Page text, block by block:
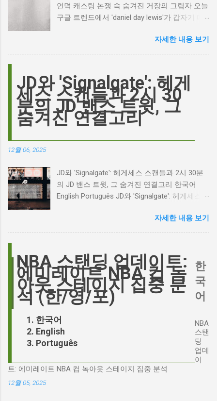
언덕 캐스팅 논쟁 속 숨겨진 거장의 그림자 오늘
구글 트렌드에서 'daniel day lewis'가 갑자기 떠
이름이 왜 다시 사람들의 입에 오르내리는 걸까
요? 표면적으로는 마고 로비가 제작하고 주연을
이 그 시작입니다. 하지만 그 이면에는 '연기'라
는 예술에 대한 깊은 갈망과, 완벽주의를 향한
끊임없는 열망이 숨겨져 있습니다. Photo by
Plufow Le Studio on Unsplash 폭풍의 언덕, 그
리고 캐스팅 논쟁의 불씨 최근 몇 주 동안 영화
하는 동시에 우려를 표했습니다. 일부에서는 엘
로디의 이미지가 원작 속 히스클리프와는 다소
거리가 있다는 의견을 제시하며 캐스팅에 대한
한 비판에 대해 "기다려 보세요. 믿으세요. 분명
의 이미지가 원작과 부합하는지 여부를 넘어, 우
리가 '히스클리프'라는 인물에게 기대하는 바가
무엇인지, 그리고 배우가 그 기대를 어떻게 충족
시킬 수 있는지에 대한 근본적인 질문을 던집니
다. 다니엘 데이 루이스, '진정성'의 대명사 이 지
점에서 다니엘 데이 루이스의 이름이 등장하는
것은 결코 우연이 아닙니다. 그는 '메소드 연
기'의 극한을 보여주는 배우로서, 맡는 역할마다
완벽하게 몰입하여 실제 인물과 구분이 어려울
정도의 연기를 선보였습니다. <나의 왼발>에서
자세한 내용 보기
JD와 'Signalgate': 헤게
세스 스캔들과 2시 30
분의 JD 밴스 트윗, 그
숨겨진 연결고리
12월 06, 2025
JD와 'Signalgate': 헤게세스 스캔들과 2시 30분
의 JD 밴스 트윗, 그 숨겨진 연결고리 한국어
English Português JD와 'Signalgate': 헤게세스
연결고리 오늘의 구글 트렌드 인기 검색어 'jd'는
단순히 두 글자의 약자가 아닙니다. 최근 미국
'Signalgate' 스캔들과 깊숙이 연결되어 있습니
다. 폭스뉴스 진행자 피트 헤게세스(Pete
Hegseth)를 중심으로 벌어진 이 스캔들은 예상
치 못한 인물, JD 밴스(JD Vance)의 이름까지 소
환하며 파장을 일으키고 있습니다. 왜 'jd'가 갑자
들이 어떻게 얽혀있는 것일까요? 최대100%세일
오늘의 특가 'Signalgate' 스캔들: 피트 헤게세스
의 그림자 먼저 'Signalgate' 스캔들의 핵심 인물
인 피트 헤게세스부터 살펴봐야 합니다. 최근 공
개된 국방부 감사 보고서에 따르면, 헤게세스는
자세한 내용 보기
NBA 스탠딩 업데이트:
에미레이트 NBA 컵 녹
아웃 스테이지 집중 분
석 (한/영/포)
한국어
English
Português
한
국
어
NBA
스탠
딩
업데
이
트: 에미레이트 NBA 컵 녹아웃 스테이지 집중 분석
12월 05, 2025